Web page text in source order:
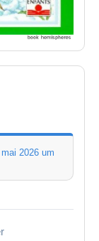
2026 um